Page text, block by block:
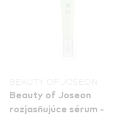
Beauty of Joseon
rozjasňujúce sérum -